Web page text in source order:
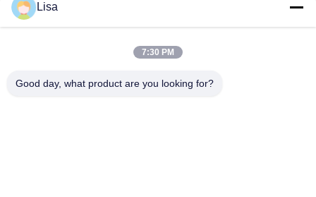
Lisa
7:30 PM
Good day, what product are you looking for?